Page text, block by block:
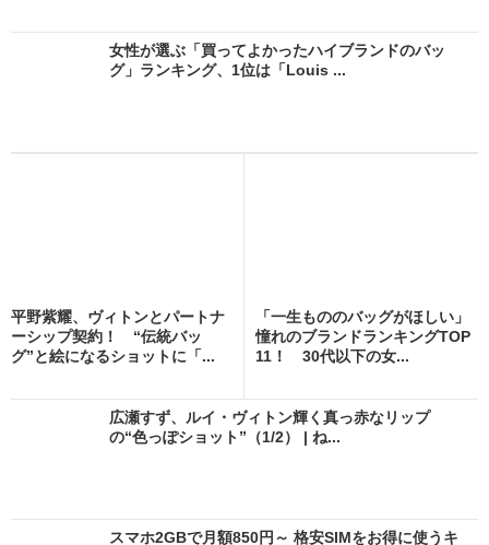
女性が選ぶ「買ってよかったハイブランドのバッ
グ」ランキング、1位は「Louis ...
平野紫耀、ヴィトンとパートナ
ーシップ契約！ “伝統バッ
グ”と絵になるショットに「...
「一生もののバッグがほしい」
憧れのブランドランキングTOP
11！ 30代以下の女...
広瀬すず、ルイ・ヴィトン輝く真っ赤なリップ
の“色っぽショット”（1/2） | ね...
スマホ2GBで月額850円～ 格安SIMをお得に使うキ